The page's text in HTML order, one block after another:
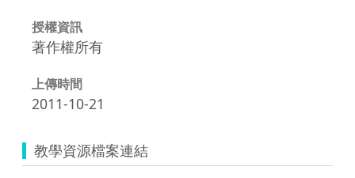
授權資訊
著作權所有
上傳時間
2011-10-21
教學資源檔案連結